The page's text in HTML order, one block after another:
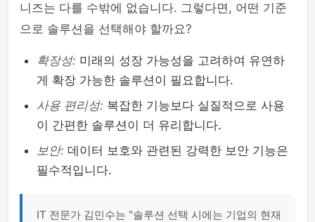
니즈는 다를 수밖에 없습니다. 그렇다면, 어떤 기준
으로 솔루션을 선택해야 할까요?
확장성: 미래의 성장 가능성을 고려하여 유연하
게 확장 가능한 솔루션이 필요합니다.
사용 편리성: 복잡한 기능보다 실질적으로 사용
이 간편한 솔루션이 더 유리합니다.
보안: 데이터 보호와 관련된 강력한 보안 기능은
필수적입니다.
IT 전문가 김민수는 "솔루션 선택 시에는 기업의 현재